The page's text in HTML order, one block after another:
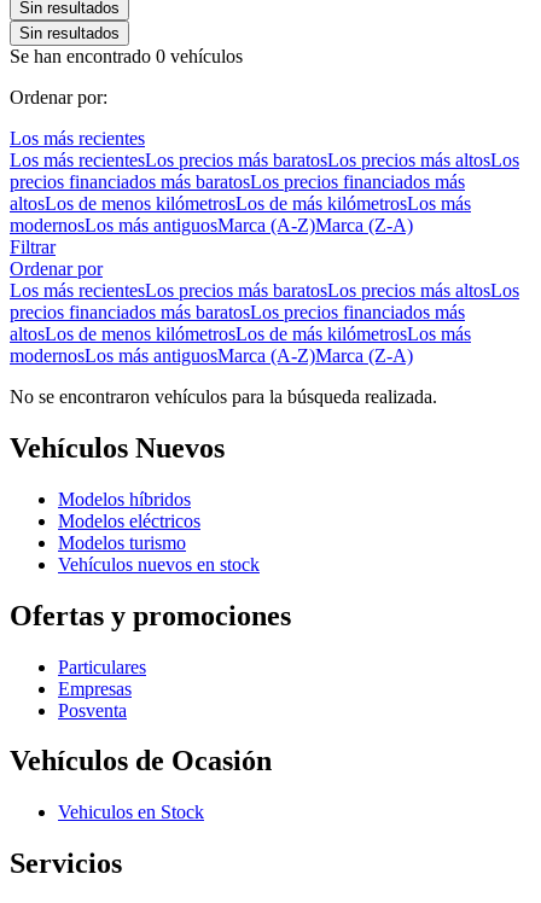
Sin resultados
Sin resultados
Se han encontrado 0 vehículos
Ordenar por:
Los más recientes
Los más recientesLos precios más baratosLos precios más altosLos
precios financiados más baratosLos precios financiados más
altosLos de menos kilómetrosLos de más kilómetrosLos más
modernosLos más antiguosMarca (A-Z)Marca (Z-A)
Filtrar
Ordenar por
Los más recientesLos precios más baratosLos precios más altosLos
precios financiados más baratosLos precios financiados más
altosLos de menos kilómetrosLos de más kilómetrosLos más
modernosLos más antiguosMarca (A-Z)Marca (Z-A)
No se encontraron vehículos para la búsqueda realizada.
Vehículos Nuevos
Modelos híbridos
Modelos eléctricos
Modelos turismo
Vehículos nuevos en stock
Ofertas y promociones
Particulares
Empresas
Posventa
Vehículos de Ocasión
Vehiculos en Stock
Servicios